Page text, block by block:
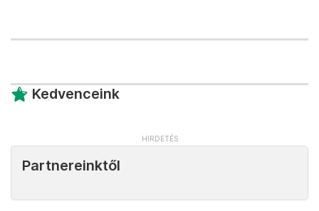
Kedvenceink
Partnereinktől